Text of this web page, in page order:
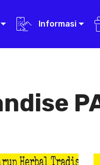
Informasi